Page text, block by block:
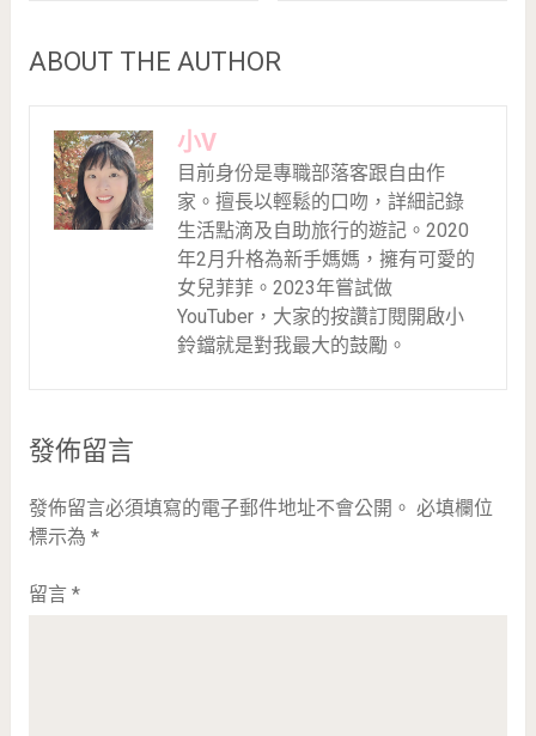
ABOUT THE AUTHOR
小V
目前身份是專職部落客跟自由作
家。擅長以輕鬆的口吻，詳細記錄
生活點滴及自助旅行的遊記。2020
年2月升格為新手媽媽，擁有可愛的
女兒菲菲。2023年嘗試做
YouTuber，大家的按讚訂閱開啟小
鈴鐺就是對我最大的鼓勵。
發佈留言
發佈留言必須填寫的電子郵件地址不會公開。 必填欄位
標示為 *
留言 *